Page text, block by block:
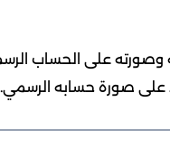
على صورة حسابه الرسمي.